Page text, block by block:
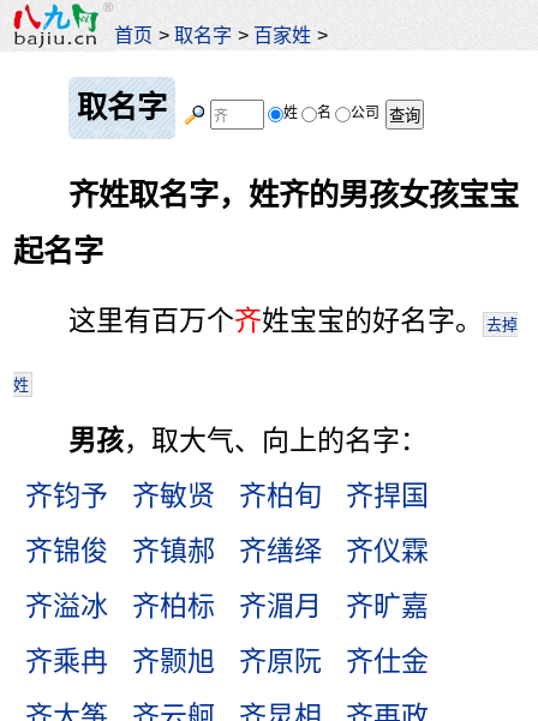
首页 >取名字 > 百家姓 >
取名字 姓 名 公司
齐姓取名字，姓齐的男孩女孩宝宝
起名字
这里有百万个齐姓宝宝的好名字。 去掉
姓
男孩，取大气、向上的名字：
齐钧予
齐敏贤 齐柏旬
齐捍国
齐锦俊
齐镇郝 齐缮绎
齐仪霖
齐溢冰
齐柏标 齐湄月
齐旷嘉
齐乘冉
齐颢旭 齐原阮
齐仕金